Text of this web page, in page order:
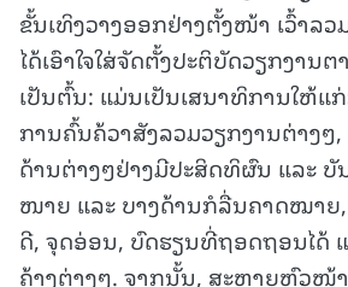
ຂັ້ນເທິງວາງອອກຢ່າງຕັ້ງໜ້າ ເວົ້າລວ
ໄດ້ເອົາໃຈໃສ່ຈັດຕັ້ງປະຕິບັດວຽກງານ
ເປັນຕົ້ນ: ແມ່ນເປັນເສນາທິການໃຫ້ແ
ການຄົ້ນຄ້ວາສັງລວມວຽກງານຕ່າງໆ
ດ້ານຕ່າງໆຢ່າງມີປະສິດທິຜົນ ແລະ ບັ
ໜາຍ ແລະ ບາງດ້ານກໍລື່ນຄາດໝາຍ
ດີ, ຈຸດອ່ອນ, ບົດຮຽນທີ່ຖອດຖອນໄດ້
ຄ້າງຕ່າງໆ. ຈາກນັ້ນ, ສະຫາຍຫົວໜ້